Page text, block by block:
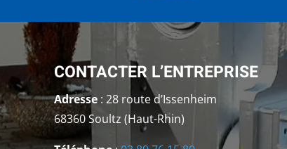
CONTACTER L’ENTREPRISE
Adresse: 28 route d’Issenheim
68360 Soultz (Haut-Rhin)